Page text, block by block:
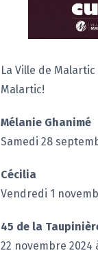
La Ville de
Malartic!
Mélanie Ghanimé
Samedi 28
Cécilia
Vendredi 1
45 de la
22 novembre 2024